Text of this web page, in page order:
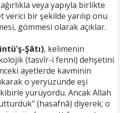
veya yapıyla birlikte
verici bir şekilde yarılıp onu
gömmesi olarak açıklar.
Şâtı), kelimenin
(tasvîr-i fenni) dehşetini
ayetlerde kavminin
o yeryüzünde eşi
yürüyordu. Ancak Allah
(hasafnâ) diyerek; o